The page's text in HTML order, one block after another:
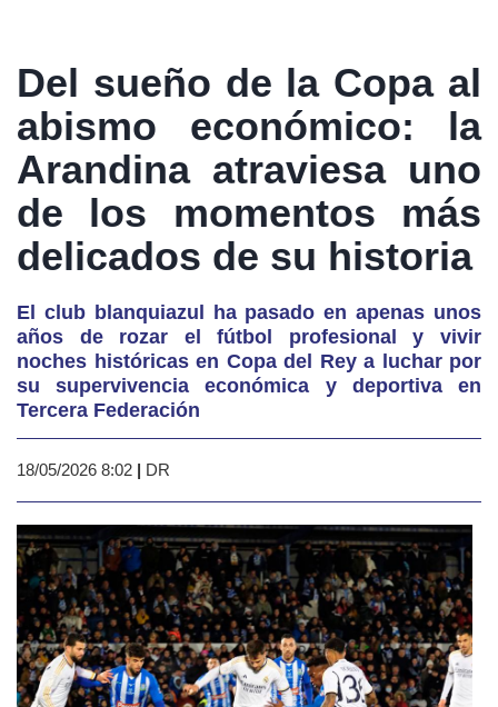
Del sueño de la Copa al
abismo económico: la
Arandina atraviesa uno
de los momentos más
delicados de su historia
El club blanquiazul ha pasado en apenas unos
años de rozar el fútbol profesional y vivir
noches históricas en Copa del Rey a luchar por
su supervivencia económica y deportiva en
Tercera Federación
18/05/2026 8:02 | DR